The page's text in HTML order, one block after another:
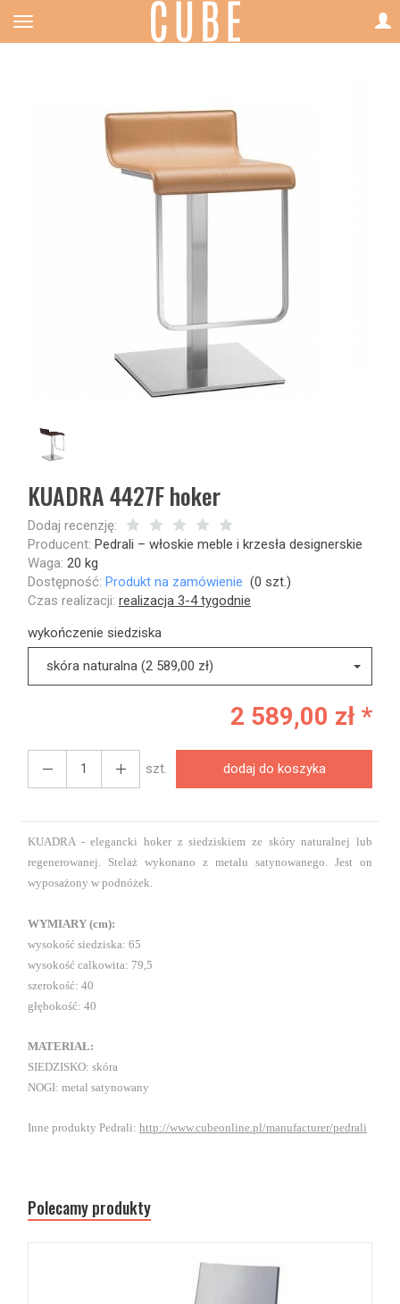
KUADRA 4427F hoker
Dodaj recenzję:
Producent: Pedrali – włoskie meble i krzesła designerskie
Waga: 20 kg
Dostępność: Produkt na zamówienie (0 szt.)
Czas realizacji: realizacja 3-4 tygodnie
wykończenie siedziska
skóra naturalna (2 589,00 zł)
2 589,00 zł *
szt. dodaj do koszyka
KUADRA - elegancki hoker z siedziskiem ze skóry naturalnej lub
regenerowanej. Stelaż wykonano z metalu satynowanego. Jest on
wyposażony w podnóżek.
WYMIARY (cm):
wysokość siedziska: 65
wysokość calkowita: 79,5
szerokość: 40
głębokość: 40
MATERIAŁ:
SIEDZISKO: skóra
NOGI: metal satynowany
Inne produkty Pedrali: http://www.cubeonline.pl/manufacturer/pedrali
Polecamy produkty